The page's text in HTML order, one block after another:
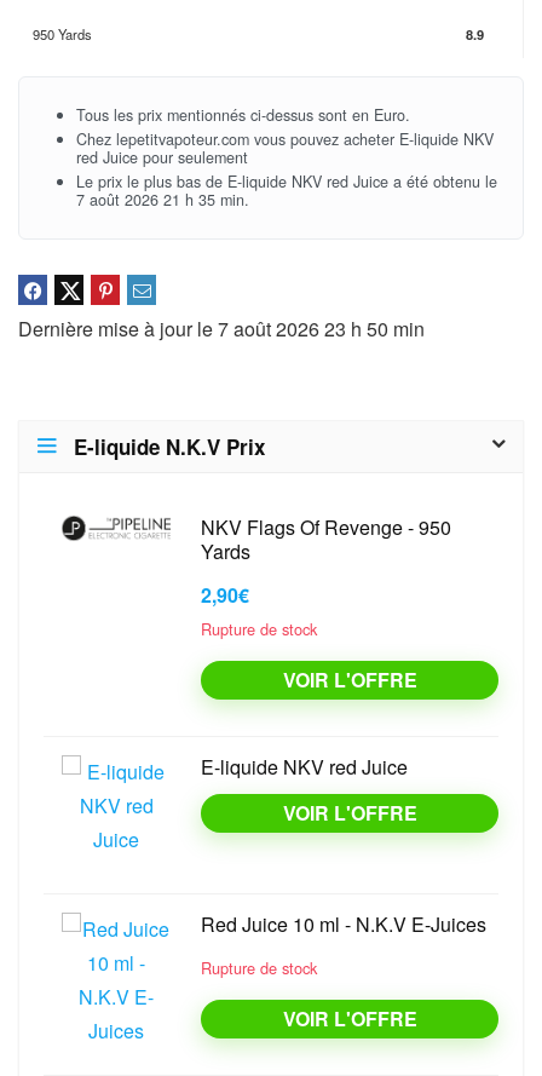
950 Yards 8.9
Tous les prix mentionnés ci-dessus sont en Euro.
Chez lepetitvapoteur.com vous pouvez acheter E-liquide NKV
red Juice pour seulement
Le prix le plus bas de E-liquide NKV red Juice a été obtenu le
7 août 2026 21 h 35 min.
Dernière mise à jour le 7 août 2026 23 h 50 min
E-liquide N.K.V Prix
NKV Flags Of Revenge - 950
Yards
2,90€
Rupture de stock
VOIR L'OFFRE
E-liquide NKV red Juice
VOIR L'OFFRE
Red Juice 10 ml - N.K.V E-Juices
Rupture de stock
VOIR L'OFFRE